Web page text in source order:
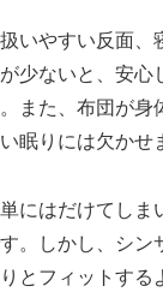
いやすい反面、
少ないと、安心
また、布団が身
眠りには欠かせ
にはだけてしま
。しかし、シン
とフィットする